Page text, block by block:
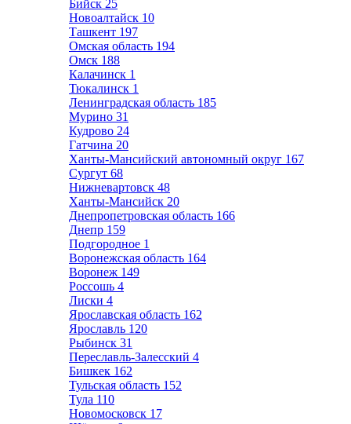
Бийск 25
Новоалтайск 10
Ташкент 197
Омская область 194
Омск 188
Калачинск 1
Тюкалинск 1
Ленинградская область 185
Мурино 31
Кудрово 24
Гатчина 20
Ханты-Мансийский автономный округ 167
Сургут 68
Нижневартовск 48
Ханты-Мансийск 20
Днепропетровская область 166
Днепр 159
Подгородное 1
Воронежская область 164
Воронеж 149
Россошь 4
Лиски 4
Ярославская область 162
Ярославль 120
Рыбинск 31
Переславль-Залесский 4
Бишкек 162
Тульская область 152
Тула 110
Новомосковск 17